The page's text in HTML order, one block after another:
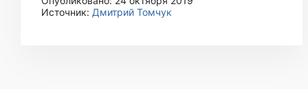
Источник: Дмитрий Томчук